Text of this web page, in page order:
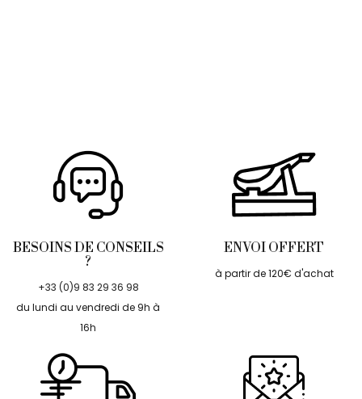
BESOINS DE CONSEILS
?
+33 (0)9 83 29 36 98
du lundi au vendredi de 9h à
16h
ENVOI OFFERT
à partir de 120€ d'achat